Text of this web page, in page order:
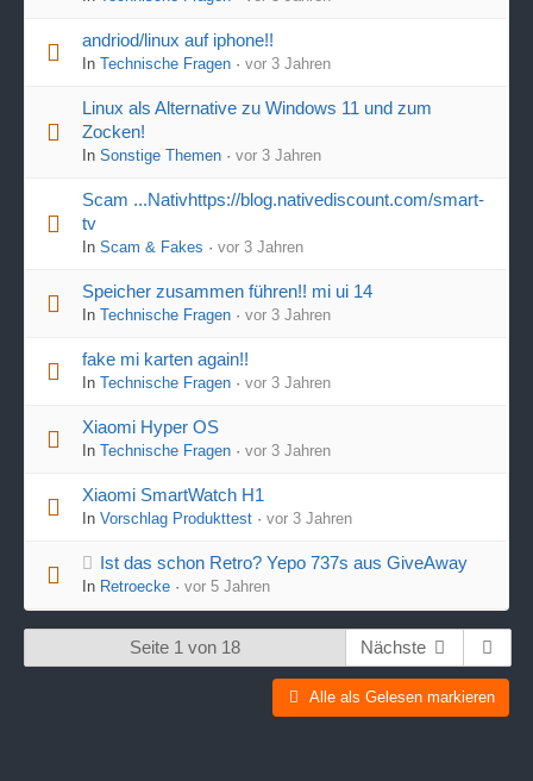
andriod/linux auf iphone!!
In Technische Fragen · vor 3 Jahren
Linux als Alternative zu Windows 11 und zum
Zocken!
In Sonstige Themen · vor 3 Jahren
Scam ...Nativhttps://blog.nativediscount.com/smart-
tv
In Scam & Fakes · vor 3 Jahren
Speicher zusammen führen!! mi ui 14
In Technische Fragen · vor 3 Jahren
fake mi karten again!!
In Technische Fragen · vor 3 Jahren
Xiaomi Hyper OS
In Technische Fragen · vor 3 Jahren
Xiaomi SmartWatch H1
In Vorschlag Produkttest · vor 3 Jahren
Ist das schon Retro? Yepo 737s aus GiveAway
In Retroecke · vor 5 Jahren
Seite 1 von 18 Nächste
Alle als Gelesen markieren